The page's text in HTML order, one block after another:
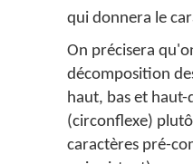
qui donnera le
On précisera
décomposition
haut, bas et haut-
(circonflexe)
caractères pré-